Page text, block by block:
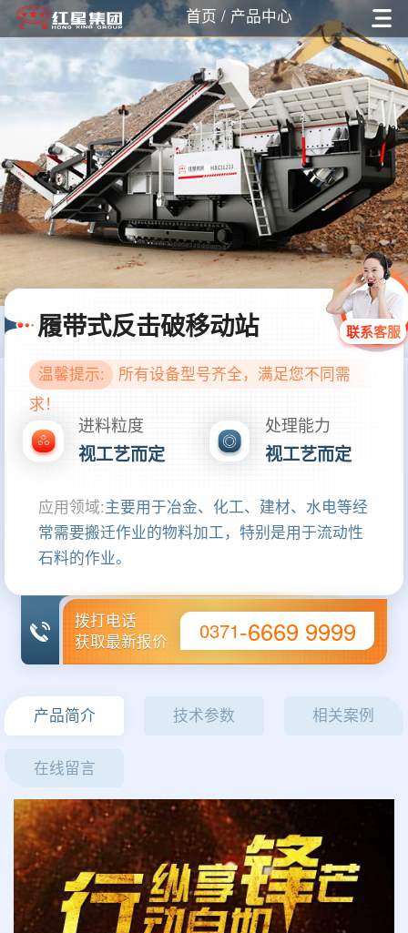
首页 / 产品中心
履带式反击破移动站
温馨提示:
所有设备型号齐全，满足您不同需
求！
进料粒度
视工艺而定
处理能力
视工艺而定
应用领域:主要用于冶金、化工、建材、水电等经
常需要搬迁作业的物料加工，特别是用于流动性
石料的作业。
联系客服
拨打电话
获取最新报价
0371-6669 9999
产品简介 技术参数 相关案例
在线留言